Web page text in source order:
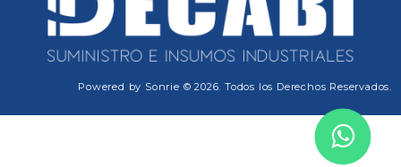
Powered by Sonrie © 2026. Todos los Derechos Reservados.